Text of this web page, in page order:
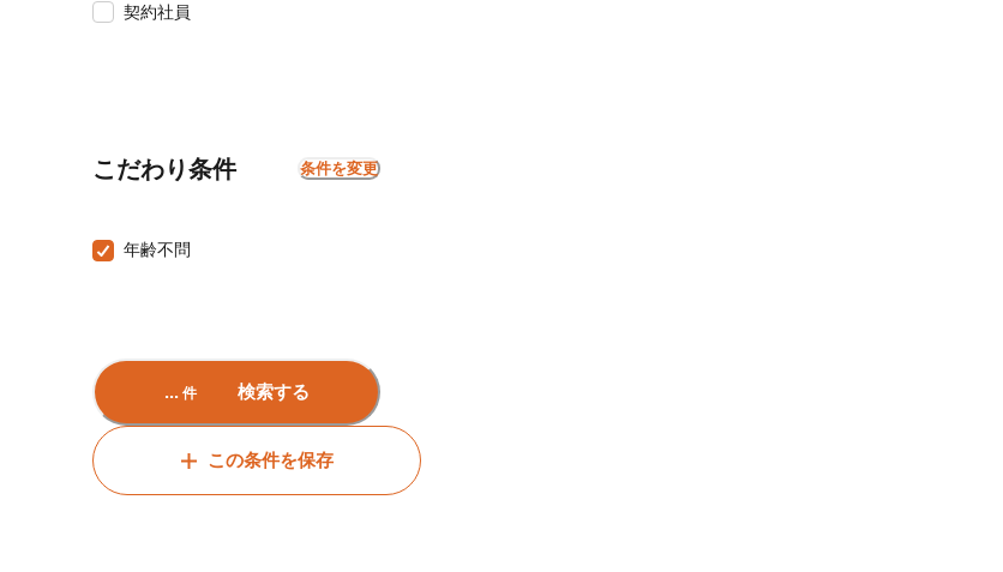
契約社員
こだわり条件 条件を変更
年齢不問
... 件 検索する
この条件を保存